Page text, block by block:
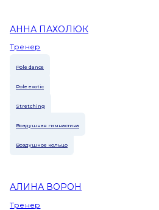
АННА ПАХОЛЮК
Тренер
Pole dance
Pole exotic
Stretching
Воздушная гимнастика
Воздушное кольцо
АЛИНА ВОРОН
Тренер